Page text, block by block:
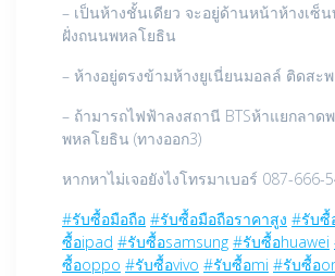
– เป็นห้างชั้นเดียว จะอยู่ด้านหน้าห้างเซ็
ฝั่งถนนพหลโยธิน
– ห้างอยู่ตรงข้ามห้างยูเนี่ยนมอลล์ ติดสะ
– ถ้ามารถไฟฟ้าลงสถานี BTSห้าแยกลาด
พหลโยธิน (ทางออก3)
หากหาไม่เจอยังไงโทรมาเบอร์ 087-666-
#รับซื้อมือถือ #รับซื้อมือถือราคาสูง #รับซื้
ซื้อipad #รับซื้อsamsung #รับซื้อhuawei
ซื้อoppo #รับซื้อvivo #รับซื้อmi #รับซื้อ